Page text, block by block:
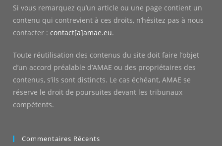
Si vous remarquez qu’un article ou une page contient un
contenu qui contrevient à ces droits, n’hésitez pas à nous
contacter :contact[a]amae.eu.
Toute réutilisation des contenus du site doit faire l’objet
d’un accord préalable d’AMAE ou des propriétaires des
contenus, s’ils sont distincts. Le cas échéant, AMAE se
réserve le droit de poursuites devant les tribunaux
compétents.
Commentaires Récents